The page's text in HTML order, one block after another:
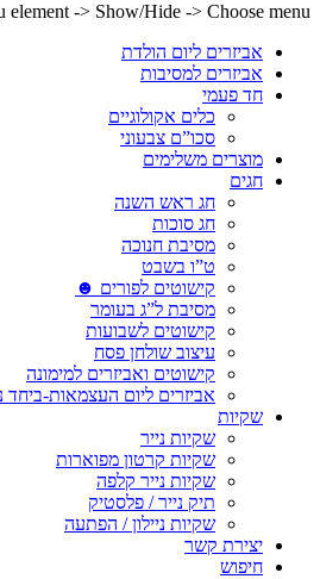
-> Show/Hide -> Choose menu
אביזרים ליום הולדת
אביזרים למסיבות
חד פעמי
כלים אקולוגיים
סכו”ם צבעוני
מוצרים משלימים
חגים
חג ראש השנה
חג סוכות
מסיבת חנוכה
ט”ו בשבט
קישוטים לפורים ☻
מסיבת ל”ג בעומר
קישוטים לשבועות
עיצוב שולחן פסח
קישוטים ואביזרים למימונה
אביזרים ליום העצמאות-ביחד
שקיות
שקיות נייר
שקיות קרטון מפוארות
שקיות נייר קלפה
תיק נייר / פלסטיק
שקיות ניילון / הפתעה
יצירת קשר
חיפוש